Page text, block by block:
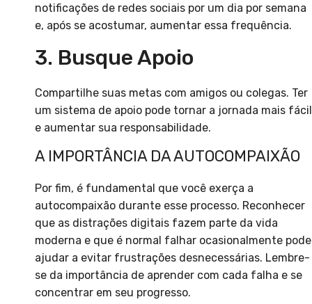
notificações de redes sociais por um dia por semana
e, após se acostumar, aumentar essa frequência.
3. Busque Apoio
Compartilhe suas metas com amigos ou colegas. Ter
um sistema de apoio pode tornar a jornada mais fácil
e aumentar sua responsabilidade.
A IMPORTÂNCIA DA AUTOCOMPAIXÃO
Por fim, é fundamental que você exerça a
autocompaixão durante esse processo. Reconhecer
que as distrações digitais fazem parte da vida
moderna e que é normal falhar ocasionalmente pode
ajudar a evitar frustrações desnecessárias. Lembre-
se da importância de aprender com cada falha e se
concentrar em seu progresso.